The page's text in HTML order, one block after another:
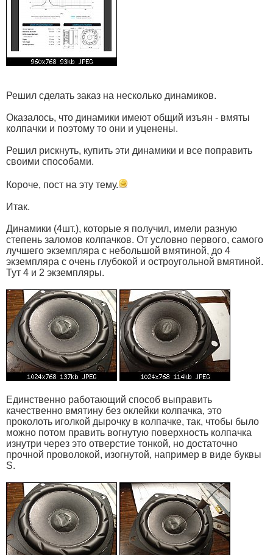
Решил сделать заказ на несколько динамиков.
Оказалось, что динамики имеют общий изъян - вмяты
колпачки и поэтому то они и уценены.
Решил рискнуть, купить эти динамики и все поправить
своими способами.
Короче, пост на эту тему.
Итак.
Динамики (4шт.), которые я получил, имели разную
степень заломов колпачков. От условно первого, самого
лучшего экземпляра с небольшой вмятиной, до 4
экземпляра с очень глубокой и остроугольной вмятиной.
Тут 4 и 2 экземпляры.
Единственно работающий способ выправить
качественно вмятину без оклейки колпачка, это
проколоть иголкой дырочку в колпачке, так, чтобы было
можно потом править вогнутую поверхность колпачка
изнутри через это отверстие тонкой, но достаточно
прочной проволокой, изогнутой, например в виде буквы
S.